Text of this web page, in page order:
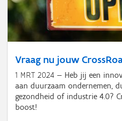
Vraag nu jouw
1 MRT 2024
Heb jij een
aan duurzaam ondernemen,
gezondheid of industrie 4.0?
boost!